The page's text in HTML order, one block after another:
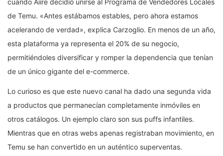
de Temu. «Antes estábamos estables, pero ahora estamos
acelerando de verdad», explica Carzoglio. En menos de un año,
esta plataforma ya representa el 20% de su negocio,
permitiéndoles diversificar y romper la dependencia que tenían
de un único gigante del e-commerce.
Lo curioso es que este nuevo canal ha dado una segunda vida
a productos que permanecían completamente inmóviles en
otros catálogos. Un ejemplo claro son sus puffs infantiles.
Mientras que en otras webs apenas registraban movimiento, en
Temu se han convertido en un auténtico superventas.